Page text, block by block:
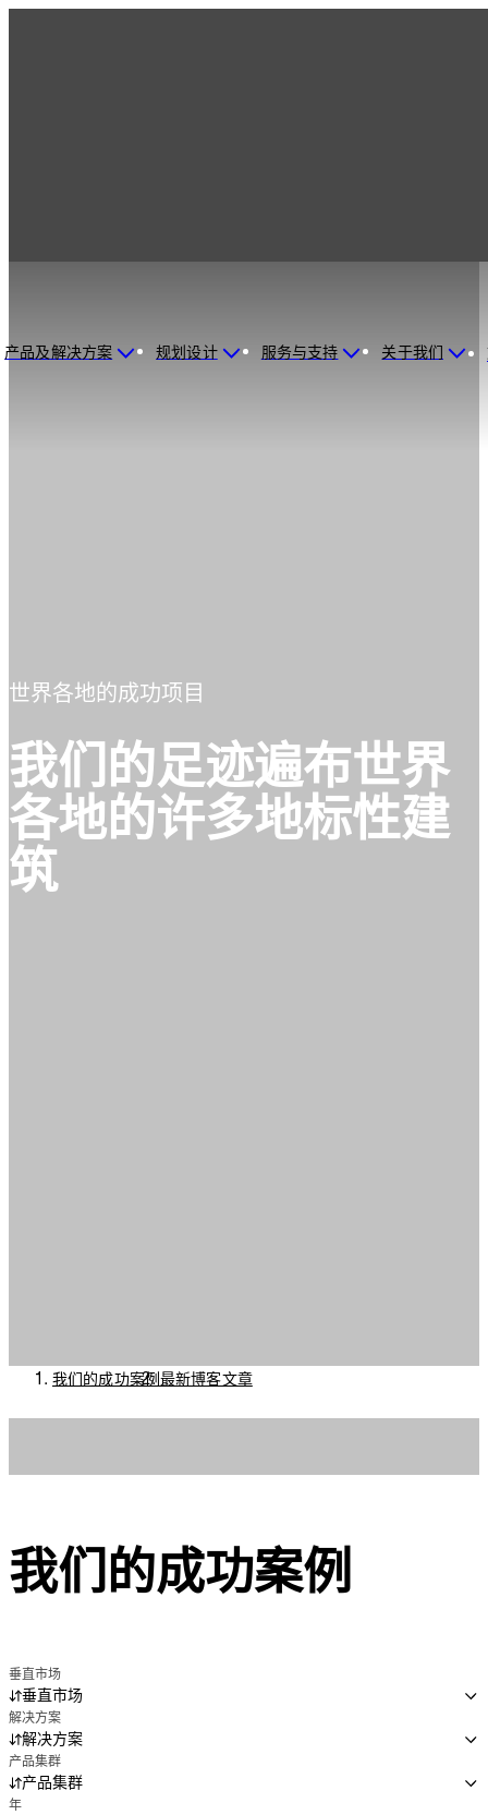
产品及解决方案 规划设计 服务与支持 关于我们
世界各地的成功项目
我们的足迹遍布世界
各地的许多地标性建
筑
我们的成功案例最新博客文章
我们的成功案例
垂直市场
垂直市场
解决方案
解决方案
产品集群
产品集群
年